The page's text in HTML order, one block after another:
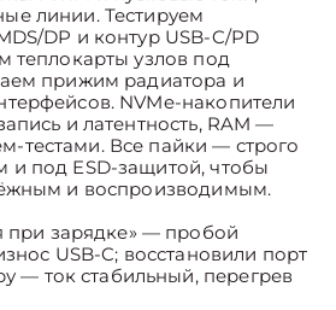
линии. Тестируем
DP и контур USB-C/PD
теплокарты узлов под
прижим радиатора и
NVMe-накопители
и латентность, RAM —
тестами. Все пайки — строго
под ESD-защитой, чтобы
и воспроизводимым.
при зарядке» — пробой
USB-C; восстановили порт
— ток стабильный, перегрев